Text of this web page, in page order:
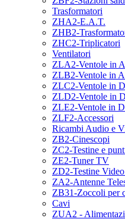
Trasformatori
ZHA2-E.A.T.
ZHB2-
ZHC2-Triplicatori
Ventilatori
ZLA2-Ventole in
ZLB2-Ventole in
ZLC2-Ventole in
ZLD2-Ventole in
ZLE2-Ventole in
ZLF2-Accessori
Ricambi Audio e
ZB2-Cinescopi
ZC2-Testine e
ZE2-Tuner TV
ZD2-Testine
ZA2-Antenne
ZB31-Zoccoli per
Cavi
ZUA2 -